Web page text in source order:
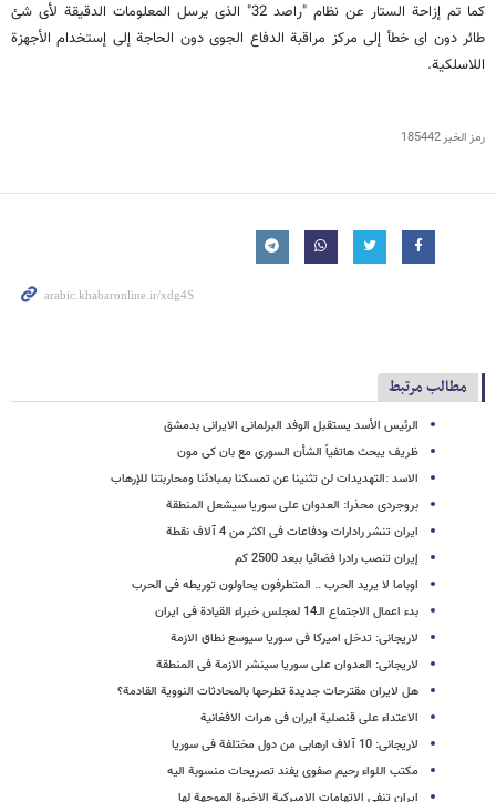
کما تم إزاحة الستار عن نظام "راصد 32" الذی یرسل المعلومات الدقیقة لأی شئ
طائر دون ای خطأ إلی مرکز مراقبة الدفاع الجوی دون الحاجة إلی إستخدام الأجهزة
اللاسلکیة.
رمز الخبر185442
مطالب مرتبط
الرئیس الأسد یستقبل الوفد البرلمانی الایرانی بدمشق
ظریف یبحث هاتفیاً الشأن السوری مع بان کی مون
الاسد :التهدیدات لن تثنینا عن تمسکنا بمبادئنا ومحاربتنا للإرهاب
بروجردی محذرا: العدوان على سوریا سیشعل المنطقة
ایران تنشر رادارات ودفاعات فی اکثر من 4 آلاف نقطة
إیران تنصب رادرا فضائیا ببعد 2500 کم
اوباما لا یرید الحرب .. المتطرفون یحاولون توریطه فی الحرب
بدء اعمال الاجتماع الـ14 لمجلس خبراء القیادة فی ایران
لاریجانی: تدخل امیرکا فی سوریا سیوسع نطاق الازمة
لاریجانی: العدوان على سوریا سینشر الازمة فی المنطقة
هل لایران مقترحات جدیدة تطرحها بالمحادثات النوویة القادمة؟
الاعتداء على قنصلیة ایران فی هرات الافغانیة
لاریجانی: 10 آلاف ارهابی من دول مختلفة فی سوریا
مکتب اللواء رحیم صفوی یفند تصریحات منسوبة الیه